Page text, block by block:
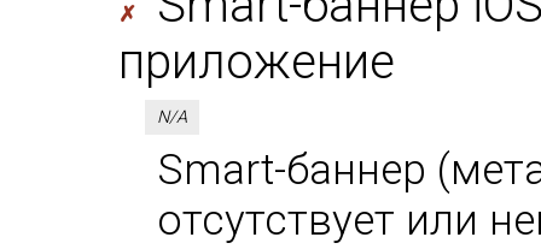
✗
приложение
N/A
Smart-баннер
отсутствует или